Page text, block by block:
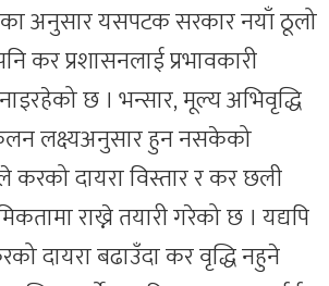
अनुसार यसपटक सरकार नयाँ ठूलो
कर प्रशासनलाई प्रभावकारी
छ । भन्सार, मूल्य अभिवृद्धि
लक्ष्यअनुसार हुन नसकेको
करको दायरा विस्तार र कर छली
राख्ने तयारी गरेको छ । यद्यपि
दायरा बढाउँदा कर वृद्धि नहुने